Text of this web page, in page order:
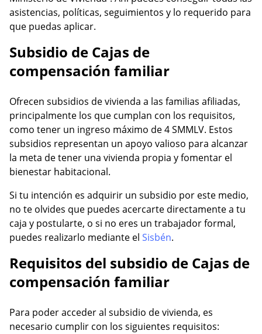
asistencias, políticas, seguimientos y lo requerido para
que puedas aplicar.
Subsidio de Cajas de
compensación familiar
Ofrecen subsidios de vivienda a las familias afiliadas,
principalmente los que cumplan con los requisitos,
como tener un ingreso máximo de 4 SMMLV. Estos
subsidios representan un apoyo valioso para alcanzar
la meta de tener una vivienda propia y fomentar el
bienestar habitacional.
Si tu intención es adquirir un subsidio por este medio,
no te olvides que puedes acercarte directamente a tu
caja y postularte, o si no eres un trabajador formal,
puedes realizarlo mediante el Sisbén.
Requisitos del subsidio de Cajas de
compensación familiar
Para poder acceder al subsidio de vivienda, es
necesario cumplir con los siguientes requisitos: